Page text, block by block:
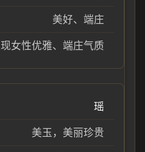
美好、端庄
女性优雅、端庄气质
瑶
美玉，美丽珍贵